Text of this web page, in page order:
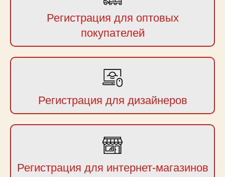
Регистрация для оптовых
покупателей
Регистрация для дизайнеров
Регистрация для интернет-магазинов